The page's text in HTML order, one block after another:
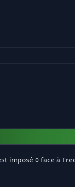
imposé 0 face à